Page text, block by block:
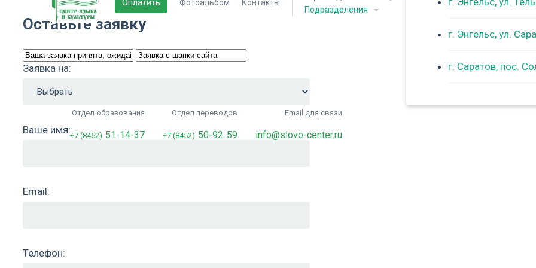
Оплатить Фотоальбом Контакты
Подразделения
г. Энгельс, ул.
г. Саратов, пос.
Отдел образования
+7 (8452) 51-14-37
Отдел переводов
+7 (8452) 50-92-59
Email для связи
info@slovo-center.ru
Оставьте заявку
Заявка на:
Ваше имя:
Email:
Телефон: